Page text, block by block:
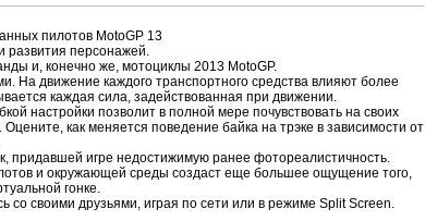
пилотов MotoGP 13
развития персонажей.
и, конечно же, мотоциклы 2013 MotoGP.
На движение каждого транспортного средства влияют более
каждая сила, задействованная при движении.
настройки позволит в полной мере почувствовать на своих
как меняется поведение байка на трэке в зависимости от
придавшей игре недостижимую ранее фотореалистичность.
и окружающей среды создаст еще большее ощущение того,
гонке.
со своими друзьями, играя по сети или в режиме Split Screen.